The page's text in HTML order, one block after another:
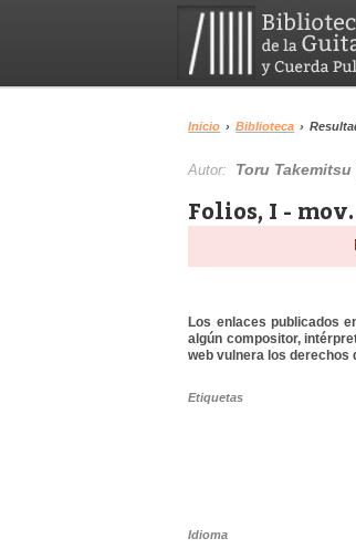
Inicio › Biblioteca ›
Autor: Toru
Folios, I -
Los enlaces publicados
algún compositor,
web vulnera los derechos
Etiquetas
Idioma